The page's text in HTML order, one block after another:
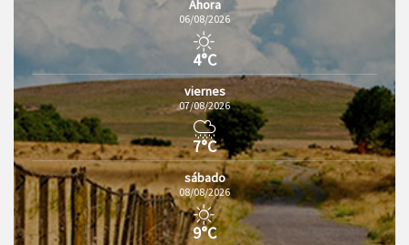
Ahora
06/08/2026
4°C
viernes
07/08/2026
7°C
sábado
08/08/2026
9°C